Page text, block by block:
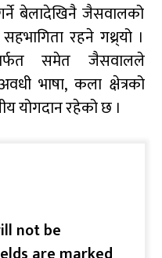
बेलादेखिनै जैसवालको
रहने गथ्र्यो ।
समेत जैसवालले
भाषा, कला क्षेत्रको
योगदान रहेको छ ।
not be